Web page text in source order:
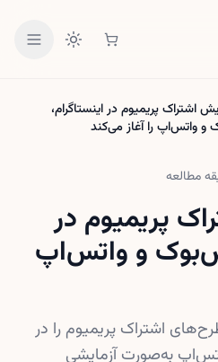
اشتراک پریمیوم در اینستاگرام،
واتس‌اپ را آغاز می‌کند
مطالعه
پریمیوم در
و واتس‌اپ
اشتراک پریمیوم را در
به‌صورت آزمایشی